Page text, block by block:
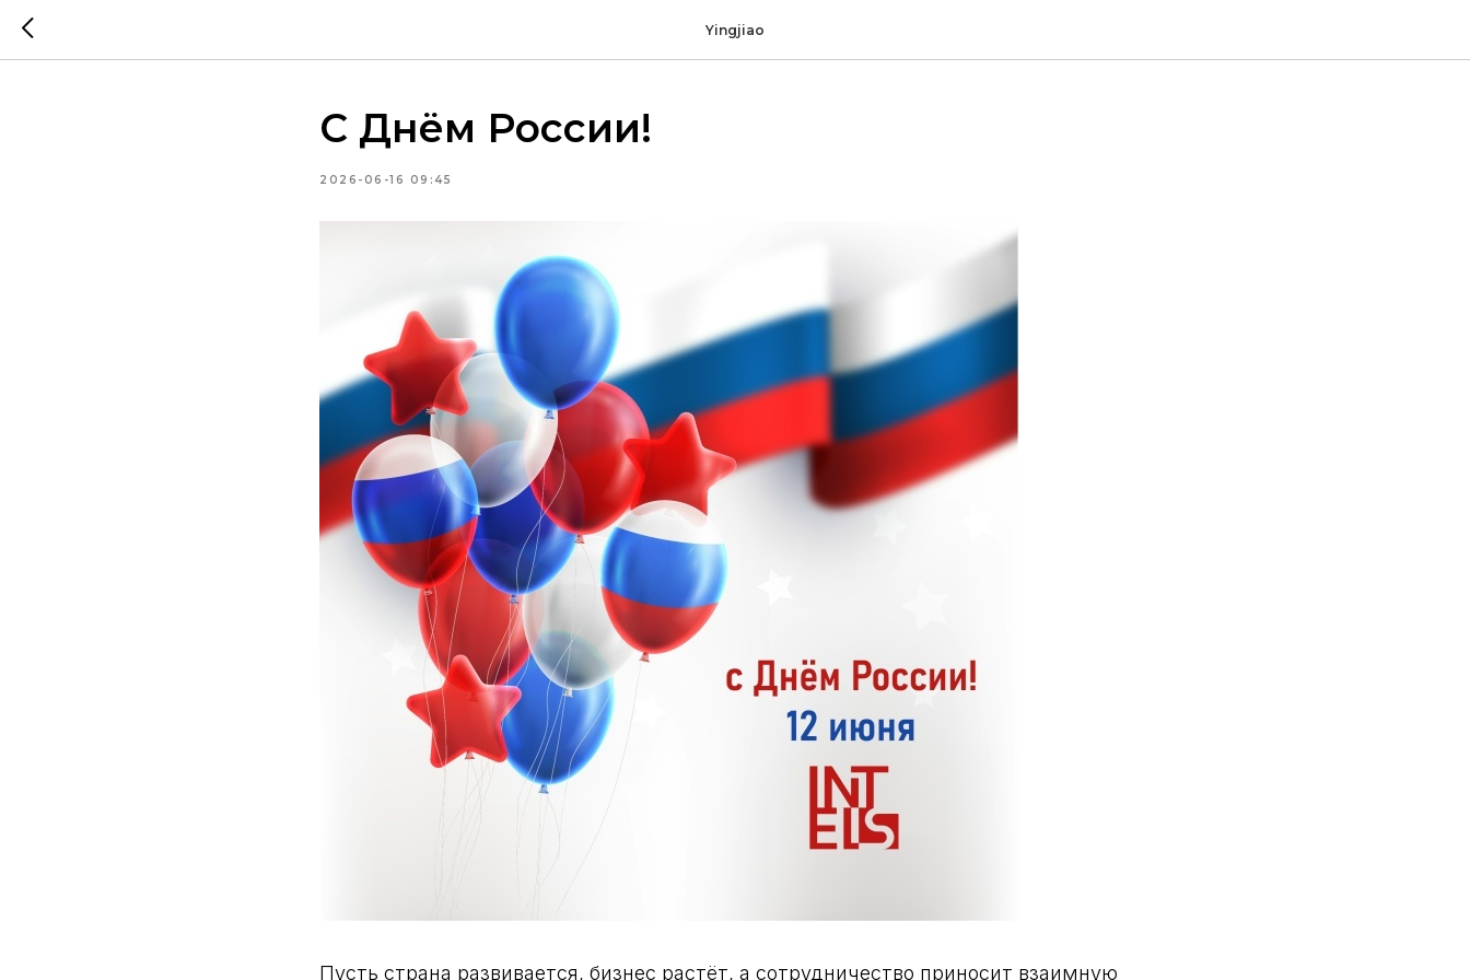
Yingjiao
С Днём России!
2026-06-16 09:45
Пусть страна развивается, бизнес растёт, а сотрудничество приносит взаимную